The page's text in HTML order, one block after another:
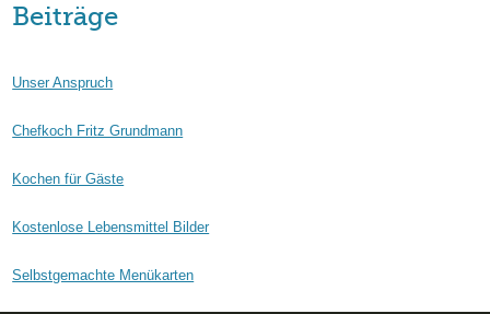
Beiträge
Unser Anspruch
Chefkoch Fritz Grundmann
Kochen für Gäste
Kostenlose Lebensmittel Bilder
Selbstgemachte Menükarten